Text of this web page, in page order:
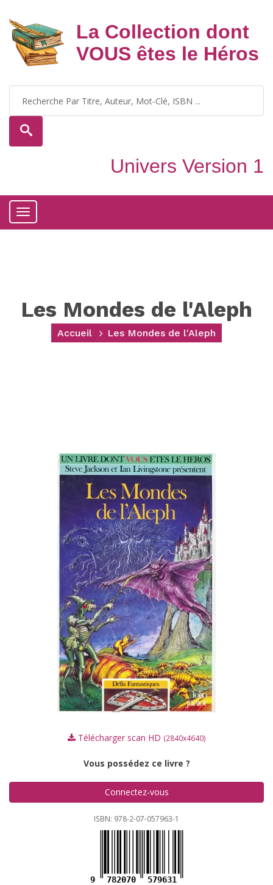
La Collection dont
VOUS êtes le Héros
Univers Version 1
Toggle
Les Mondes de l'Aleph
Accueil Les Mondes de l'Aleph
Télécharger scan HD (2840x4640)
Vous possédez ce livre ?
Connectez-vous
ISBN: 978-2-07-057963-1
9 782070 579631